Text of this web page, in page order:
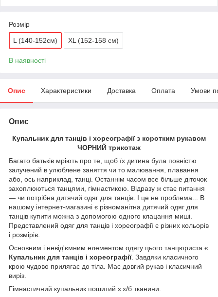
Розмір
L (140-152см) XL (152-158 см)
В наявності
Опис Характеристики Доставка Оплата Умови
Опис
Купальник для танців і хореографії з коротким рукавом
ЧОРНИЙ трикотаж
Багато батьків мріють про те, щоб їх дитина була повністю
залучений в улюблене заняття чи то малювання, плавання
або, ось наприклад, танці. Останнім часом все більше діточок
захоплюються танцями, гімнастикою. Відразу ж стає питання
― чи потрібна дитячий одяг для танців. І це не проблема... В
нашому інтернет-магазині є різноманітна дитячий одяг для
танців купити можна з допомогою одного клацання миші.
Представлений одяг для танців і хореографії є різних кольорів
і розмірів.
Основним і невід'ємним елементом одягу цього танцюриста є
Купальник для танців і хореографії. Завдяки класичного
крою чудово прилягає до тіла. Має довгий рукав і класичний
виріз.
Гімнастичний купальник пошитий з х/б тканини.